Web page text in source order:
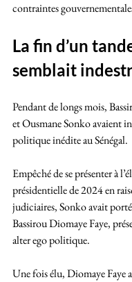
contraintes
La fin d’un
semblait
Pendant de longs mois,
et Ousmane Sonko avaient
politique inédite au Sénégal.
Empêché de se présenter à
présidentielle de 2024 en
judiciaires, Sonko avait
Bassirou Diomaye Faye,
alter ego politique.
Une fois élu, Diomaye Faye